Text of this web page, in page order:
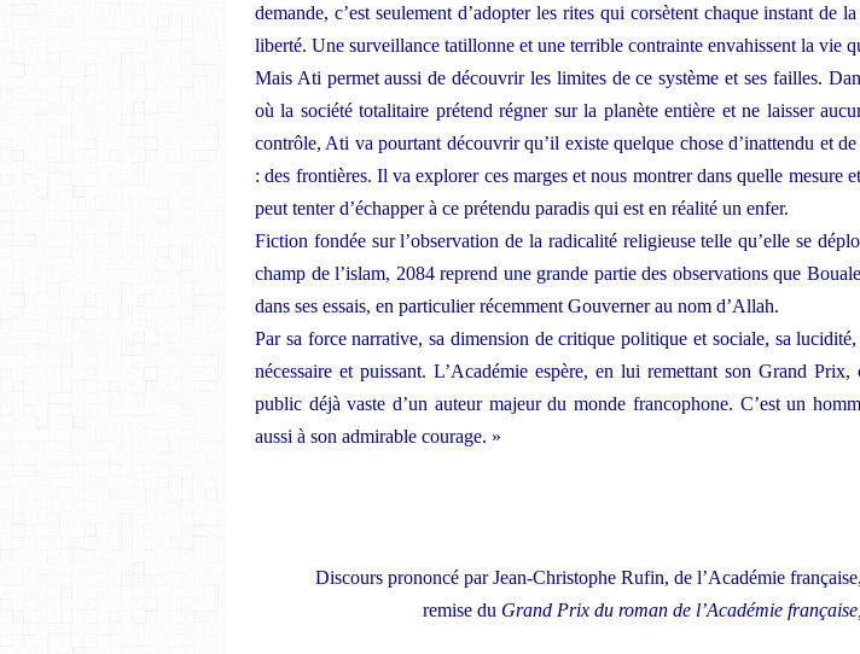
demande, c’est seulement d’adopter les rites qui corsètent chaque instant de
liberté. Une surveillance tatillonne et une terrible contrainte envahissent la vie
Mais Ati permet aussi de découvrir les limites de ce système et ses failles.
où la société totalitaire prétend régner sur la planète entière et ne laisser
contrôle, Ati va pourtant découvrir qu’il existe quelque chose d’inattendu et
: des frontières. Il va explorer ces marges et nous montrer dans quelle mesure
peut tenter d’échapper à ce prétendu paradis qui est en réalité un enfer.
Fiction fondée sur l’observation de la radicalité religieuse telle qu’elle se
champ de l’islam, 2084 reprend une grande partie des observations que
dans ses essais, en particulier récemment Gouverner au nom d’Allah.
Par sa force narrative, sa dimension de critique politique et sociale, sa
nécessaire et puissant. L’Académie espère, en lui remettant son Grand Prix,
public déjà vaste d’un auteur majeur du monde francophone. C’est un
aussi à son admirable courage. »
Discours prononcé par Jean-Christophe Rufin, de l’Académie
remise du Grand Prix du roman de l’Académie